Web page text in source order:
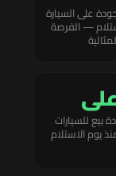
على السيارة
— الفرصة
بيع للسيارات
يوم الاستلام